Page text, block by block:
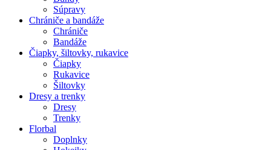
Súpravy
Chrániče a bandáže
Chrániče
Bandáže
Čiapky, šiltovky, rukavice
Čiapky
Rukavice
Šiltovky
Dresy a trenky
Dresy
Trenky
Florbal
Doplnky